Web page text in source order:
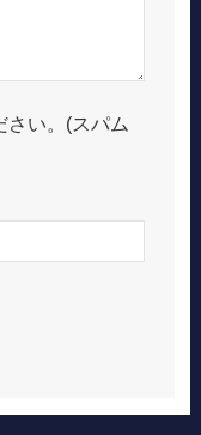
さい。(スパム